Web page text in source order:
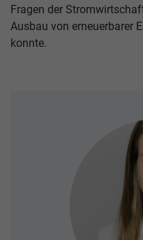
Fragen der
Ausbau von erneuerbarer
konnte.